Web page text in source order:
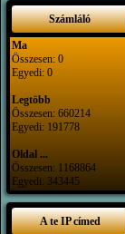
Számláló
Ma
Összesen: 0
Egyedi: 0
Legtöbb
Összesen: 660214
Egyedi: 191778
Oldal ...
Összesen: 1168864
Egyedi: 343445
A te IP címed